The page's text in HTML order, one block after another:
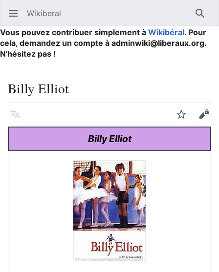
Ouvrir le menu principal Wikiberal
Vous pouvez contribuer simplement à Wikibéral. Pour
cela, demandez un compte à adminwiki@liberaux.org.
N'hésitez pas !
Billy Elliot
Langue Suivre
Billy Elliot